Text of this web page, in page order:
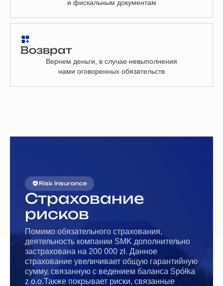
и фискальным документам
Возврат
Вернем деньги, в случае невыполнения
нами оговоренных обязательств
Risk Insurance
Страхование
рисков
Помимо обязательного страхования,
деятельность компании SMK дополнительно
застрахована на 200 000 zł. Данное
страхование увеличивает общую гарантийную
сумму, связанную с ведением баланса Spółka
z o.o.Также покрывает риски, связанные